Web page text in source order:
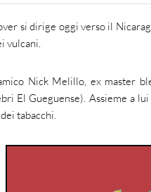
si dirige oggi verso il
vulcani.
Nick Melillo, ex master
El Gueguense). Assieme a
tabacchi.